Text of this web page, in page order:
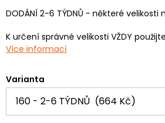
DODÁNÍ 2-6 TÝDNŮ - některé velikosti
K určení správné velikosti VŽDY použijte
Více informací
Varianta